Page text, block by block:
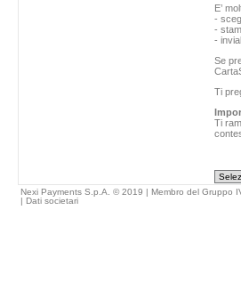
E’
-
-
-
Se
Ti
Ti
Nexi Payments S.p.A. © 2019 | Membro del Gruppo
| Dati societari